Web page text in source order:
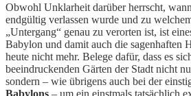
Obwohl Unklarheit darüber herrscht,
endgültig verlassen wurde und zu
„Untergang“ genau zu verorten ist, ist
Babylon und damit auch die sagenhaften
heute nicht mehr. Belege dafür, dass es
beeindruckenden Gärten der Stadt nicht
sondern – wie übrigens auch bei der
Babylons – um ein einstmals tatsächlich